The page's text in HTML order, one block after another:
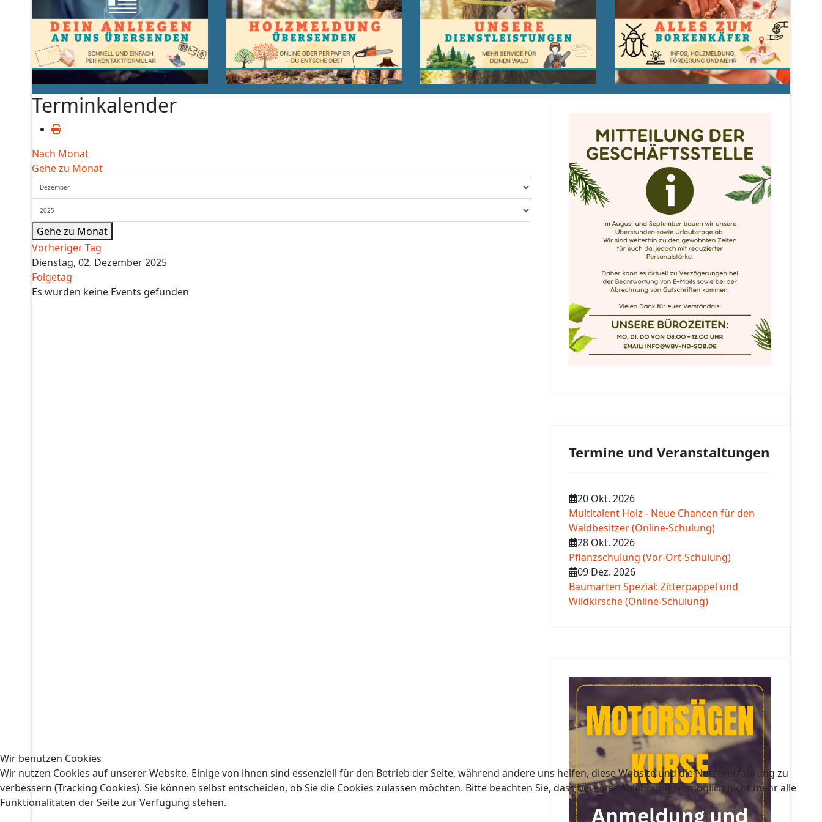
Terminkalender
Nach Monat
Gehe zu Monat
Gehe zu Monat
Vorheriger Tag
Dienstag, 02. Dezember 2025
Folgetag
Es wurden keine Events gefunden
Termine und Veranstaltungen
20 Okt. 2026
Multitalent Holz - Neue Chancen für den
Waldbesitzer (Online-Schulung)
28 Okt. 2026
Pflanzschulung (Vor-Ort-Schulung)
09 Dez. 2026
Baumarten Spezial: Zitterpappel und
Wildkirsche (Online-Schulung)
Wir benutzen Cookies
Wir nutzen Cookies auf unserer Website. Einige von ihnen sind essenziell für den Betrieb der Seite, während andere uns helfen, diese Website und die Nutzererfahrung zu
verbessern (Tracking Cookies). Sie können selbst entscheiden, ob Sie die Cookies zulassen möchten. Bitte beachten Sie, dass bei einer Ablehnung womöglich nicht mehr alle
Funktionalitäten der Seite zur Verfügung stehen.